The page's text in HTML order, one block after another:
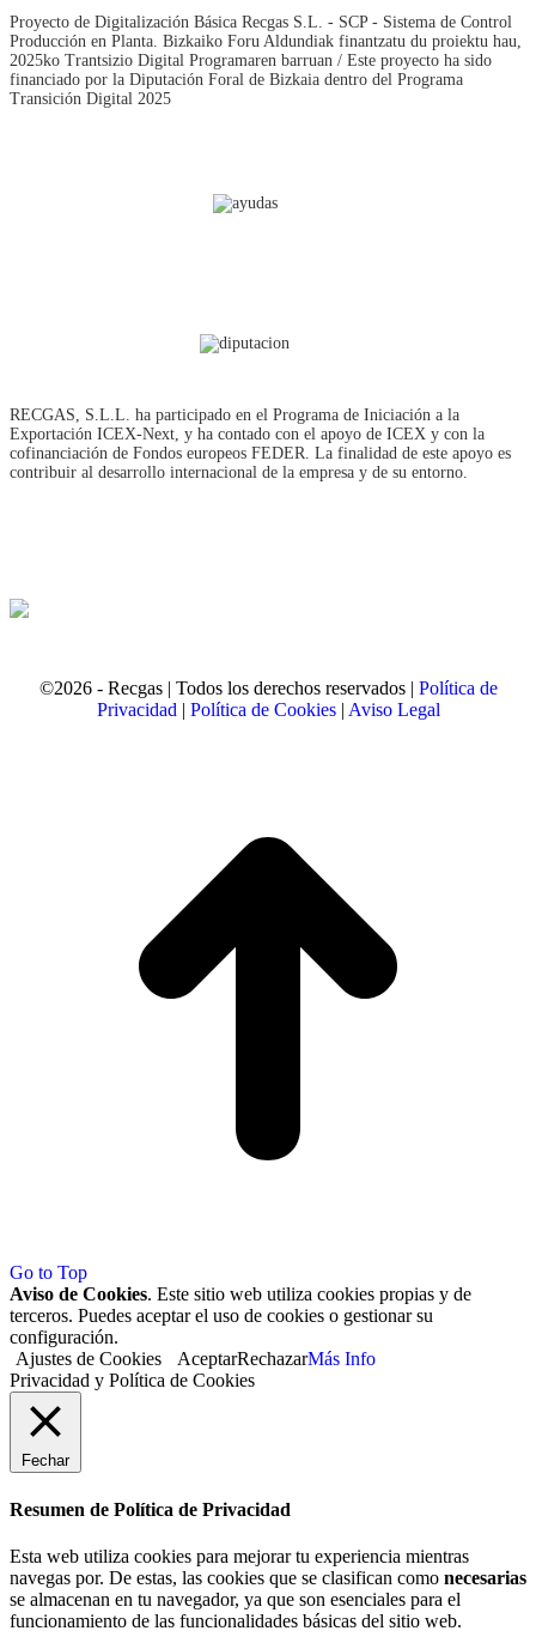
Proyecto de Digitalización Básica Recgas S.L. - SCP - Sistema de Control
Producción en Planta. Bizkaiko Foru Aldundiak finantzatu du proiektu hau,
2025ko Trantsizio Digital Programaren barruan / Este proyecto ha sido
financiado por la Diputación Foral de Bizkaia dentro del Programa
Transición Digital 2025
RECGAS, S.L.L. ha participado en el Programa de Iniciación a la
Exportación ICEX‐Next, y ha contado con el apoyo de ICEX y con la
cofinanciación de Fondos europeos FEDER. La finalidad de este apoyo es
contribuir al desarrollo internacional de la empresa y de su entorno.
©2026 - Recgas | Todos los derechos reservados | Política de
Privacidad | Política de Cookies| Aviso Legal
Go to Top
Aviso de Cookies. Este sitio web utiliza cookies propias y de
terceros. Puedes aceptar el uso de cookies o gestionar su
configuración.
Ajustes de Cookies
AceptarRechazarMás Info
Privacidad y Política de Cookies
Fechar
Resumen de Política de Privacidad
Esta web utiliza cookies para mejorar tu experiencia mientras
navegas por. De estas, las cookies que se clasifican como necesarias
se almacenan en tu navegador, ya que son esenciales para el
funcionamiento de las funcionalidades básicas del sitio web.